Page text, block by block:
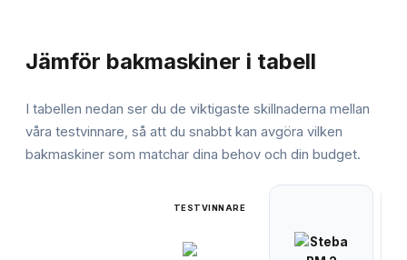
Jämför bakmaskiner i tabell
I tabellen nedan ser du de viktigaste skillnaderna mellan
våra testvinnare, så att du snabbt kan avgöra vilken
bakmaskiner som matchar dina behov och din budget.
TESTVINNARE